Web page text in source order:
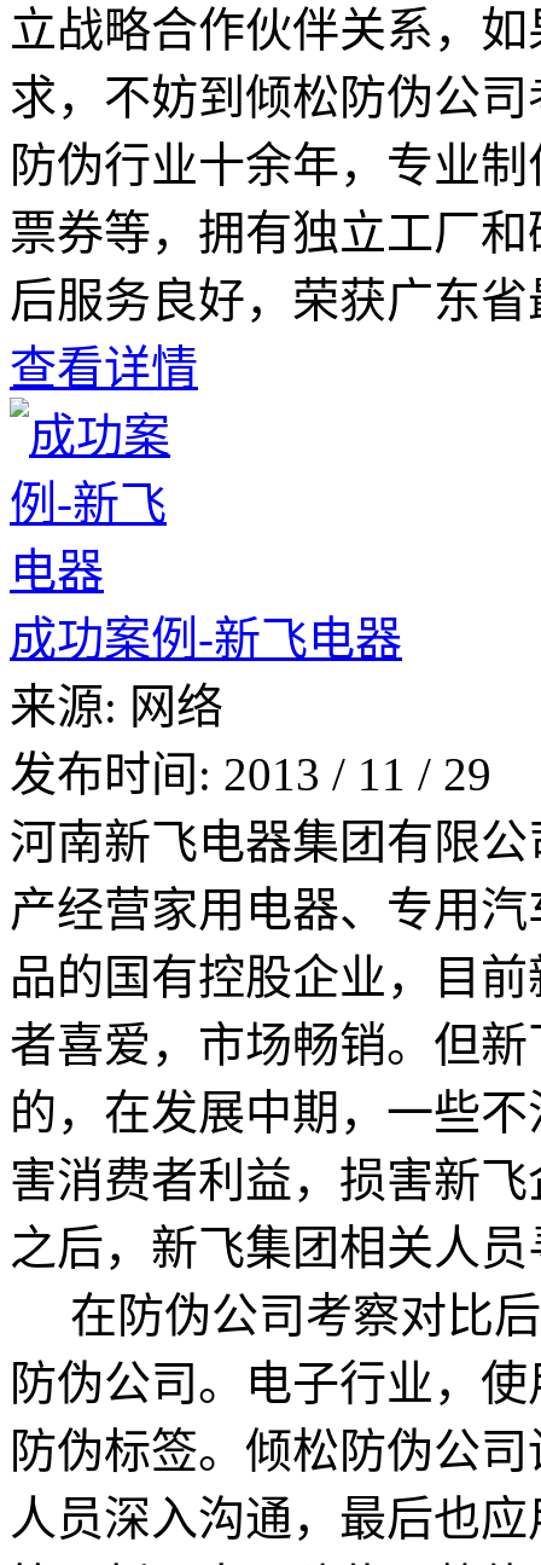
立战略合作伙伴关系，
求，不妨到倾松防伪公
防伪行业十余年，专业
票券等，拥有独立工厂
后服务良好，荣获广东
查看详情
成功案例-新飞电器
来源: 网络
发布时间: 2013 / 11 / 29
河南新飞电器集团有限
产经营家用电器、专用
品的国有控股企业，目
者喜爱，市场畅销。但
的，在发展中期，一些
害消费者利益，损害新
之后，新飞集团相关人
在防伪公司考察对比
防伪公司。电子行业，
防伪标签。倾松防伪公
人员深入沟通，最后也